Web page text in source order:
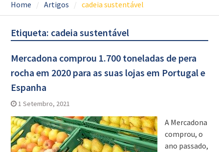
Home Artigos cadeia sustentável
Etiqueta: cadeia sustentável
Mercadona comprou 1.700 toneladas de pera
rocha em 2020 para as suas lojas em Portugal e
Espanha
1 Setembro, 2021
A Mercadona
comprou, o
ano passado,